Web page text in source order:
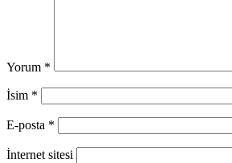
Yorum *
İsim *
E-posta *
İnternet sitesi